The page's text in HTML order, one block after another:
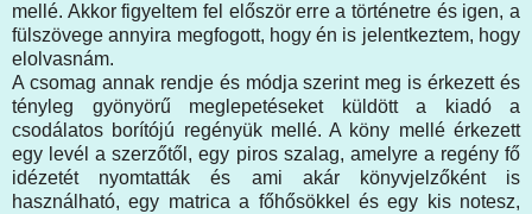
mellé. Akkor figyeltem fel először erre a történetre és igen, a
fülszövege annyira megfogott, hogy én is jelentkeztem, hogy
elolvasnám.
A csomag annak rendje és módja szerint meg is érkezett és
tényleg gyönyörű meglepetéseket küldött a kiadó a
csodálatos borítójú regényük mellé. A köny mellé érkezett
egy levél a szerzőtől, egy piros szalag, amelyre a regény fő
idézetét nyomtatták és ami akár könyvjelzőként is
használható, egy matrica a főhősökkel és egy kis notesz,